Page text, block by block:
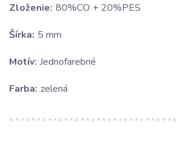
Zloženie: 80%CO + 20%PES
Šírka: 5 mm
Motív: Jednofarebné
Farba: zelená